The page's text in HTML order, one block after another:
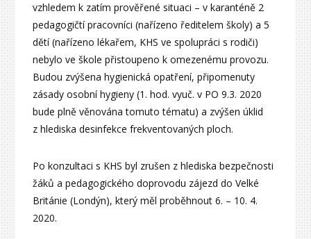
vzhledem k zatím prověřené situaci – v karanténě 2
pedagogičtí pracovníci (nařízeno ředitelem školy) a 5
dětí (nařízeno lékařem, KHS ve spolupráci s rodiči)
nebylo ve škole přistoupeno k omezenému provozu.
Budou zvýšena hygienická opatření, připomenuty
zásady osobní hygieny (1. hod. vyuč. v PO 9.3. 2020
bude plně věnována tomuto tématu) a zvýšen úklid
z hlediska desinfekce frekventovaných ploch.
Po konzultaci s KHS byl zrušen z hlediska bezpečnosti
žáků a pedagogického doprovodu zájezd do Velké
Británie (Londýn), který měl proběhnout 6. – 10. 4.
2020.